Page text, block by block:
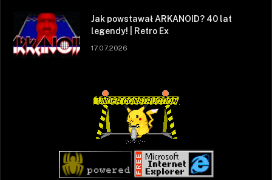
Jak powstawał ARKANOID? 40 lat
legendy! | Retro Ex
17.07.2026